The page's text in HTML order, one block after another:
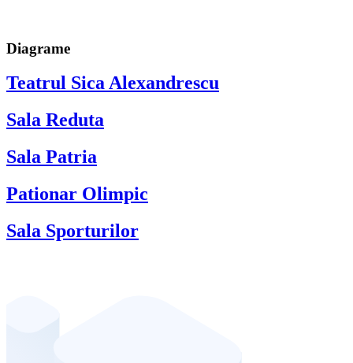
Diagrame
Teatrul Sica Alexandrescu
Sala Reduta
Sala Patria
Pationar Olimpic
Sala Sporturilor